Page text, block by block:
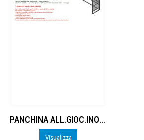
PANCHINA ALL.GIOC.INOX.POL.ALVEOLARE
Visualizza